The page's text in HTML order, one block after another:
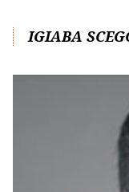
IGIABA